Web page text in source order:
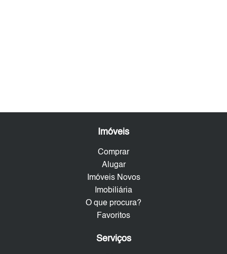
Imóveis
Comprar
Alugar
Imóveis Novos
Imobiliária
O que procura?
Favoritos
Serviços